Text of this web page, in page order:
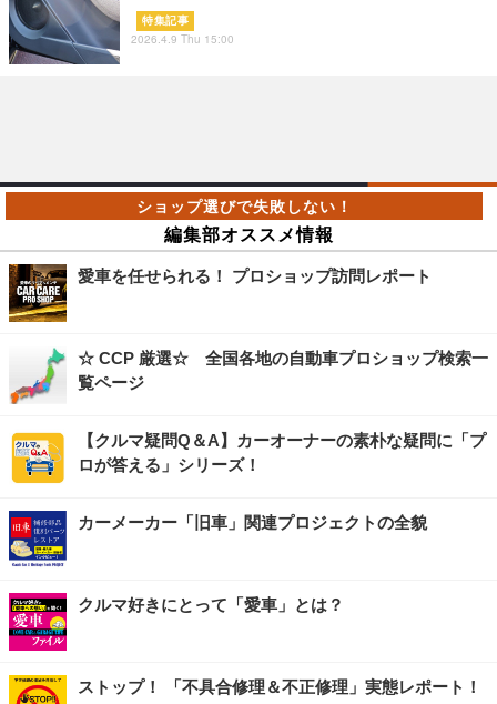
特集記事
2026.4.9 Thu 15:00
編集部オススメ情報
愛車を任せられる！ プロショップ訪問レポート
☆ CCP 厳選☆ 全国各地の自動車プロショップ検索一
覧ページ
【クルマ疑問Q＆A】カーオーナーの素朴な疑問に「プ
ロが答える」シリーズ！
カーメーカー「旧車」関連プロジェクトの全貌
クルマ好きにとって「愛車」とは？
ストップ！ 「不具合修理＆不正修理」実態レポート！